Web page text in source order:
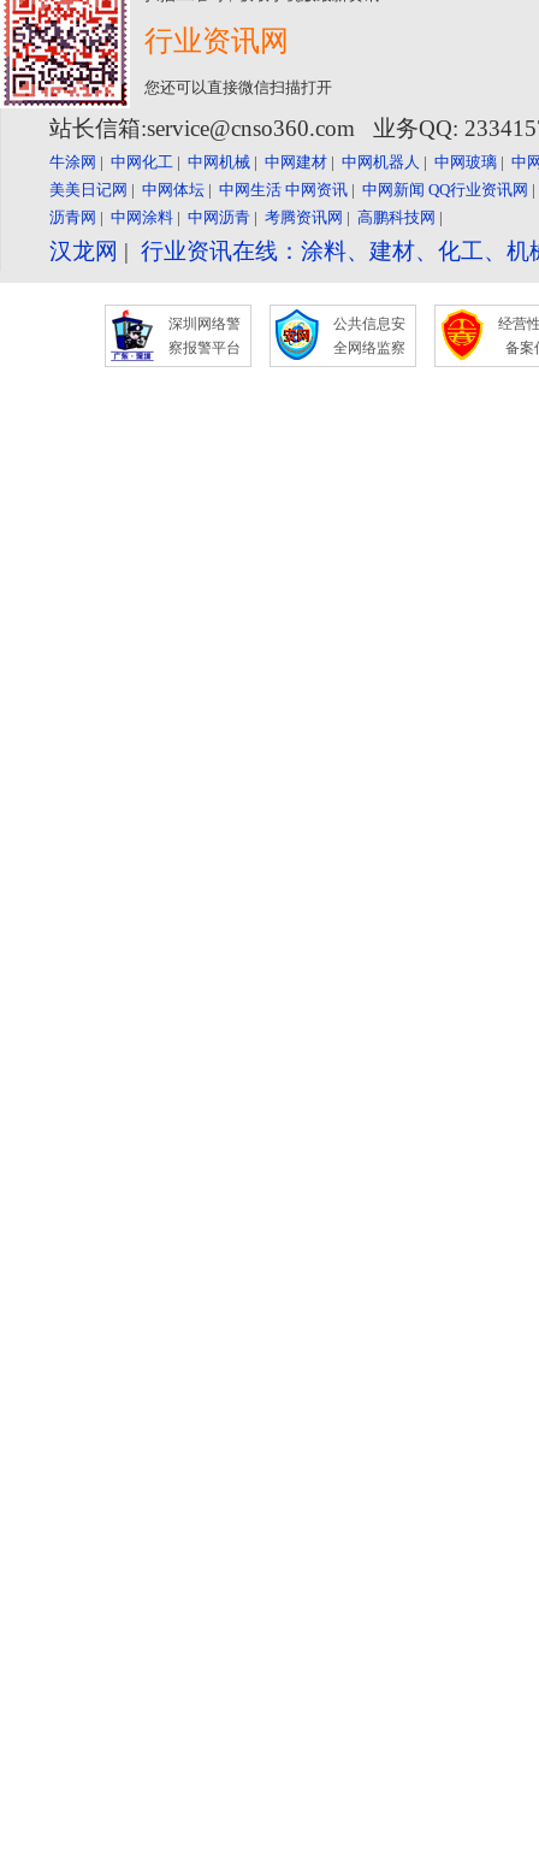
行业资讯网
您还可以直接微信扫描打开
站长信箱:service@cnso360.com 业务QQ:
牛涂网 | 中网化工 | 中网机械 | 中网建材 | 中网机器人 | 中网玻璃 | 中
美美日记网 | 中网体坛 | 中网生活 中网资讯 | 中网新闻 QQ行业资讯网
沥青网 | 中网涂料 | 中网沥青 | 考腾资讯网 | 高鹏科技网 |
汉龙网 | 行业资讯在线：涂料、建材、化工、
深圳网络警
察报警平台
公共信息安
全网络监察
经营
备案